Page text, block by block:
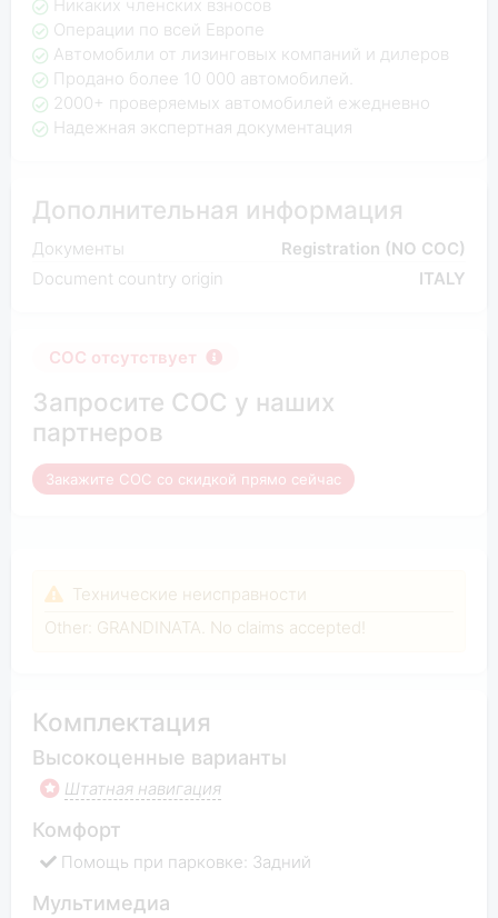
Никаких членских взносов
Операции по всей Европе
Автомобили от лизинговых компаний и дилеров
Продано более 10 000 автомобилей.
2000+ проверяемых автомобилей ежедневно
Надежная экспертная документация
Дополнительная информация
Документы
Registration (NO COC)
Document country origin
ITALY
COC отсутствует
Запросите COC у наших
партнеров
Закажите COC со скидкой прямо сейчас
Технические неисправности
Other: GRANDINATA. No claims accepted!
Комплектация
Высокоценные варианты
Штатная навигация
Комфорт
Помощь при парковке: Задний
Мультимедиа